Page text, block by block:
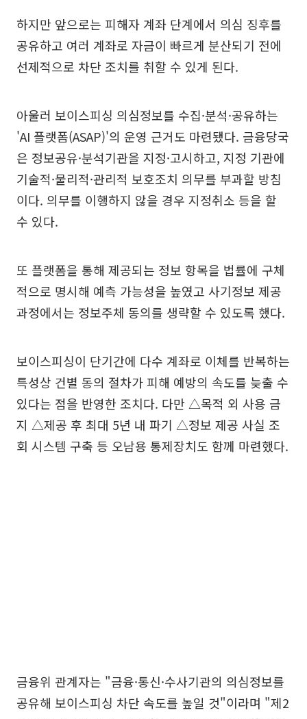
하지만 앞으로는 피해자 계좌 단계에서 의심 징후를
공유하고 여러 계좌로 자금이 빠르게 분산되기 전에
선제적으로 차단 조치를 취할 수 있게 된다.
아울러 보이스피싱 의심정보를 수집·분석·공유하는
'AI 플랫폼(ASAP)'의 운영 근거도 마련됐다. 금융당국
은 정보공유·분석기관을 지정·고시하고, 지정 기관에
기술적·물리적·관리적 보호조치 의무를 부과할 방침
이다. 의무를 이행하지 않을 경우 지정취소 등을 할
수 있다.
또 플랫폼을 통해 제공되는 정보 항목을 법률에 구체
적으로 명시해 예측 가능성을 높였고 사기정보 제공
과정에서는 정보주체 동의를 생략할 수 있도록 했다.
보이스피싱이 단기간에 다수 계좌로 이체를 반복하는
특성상 건별 동의 절차가 피해 예방의 속도를 늦출 수
있다는 점을 반영한 조치다. 다만 △목적 외 사용 금
지 △제공 후 최대 5년 내 파기 △정보 제공 사실 조
회 시스템 구축 등 오남용 통제장치도 함께 마련했다.
금융위 관계자는 "금융·통신·수사기관의 의심정보를
공유해 보이스피싱 차단 속도를 높일 것"이라며 "제2